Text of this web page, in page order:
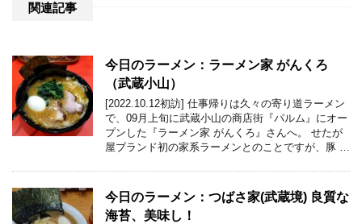
関連記事
今日のラーメン：ラーメン家 がんくろ
（武蔵小山）
[2022.10.12初訪] 仕事帰りは久々の寄り道ラーメン
で、09月上旬に武蔵小山の商店街『パルム』にオー
プンした『ラーメン家 がんくろ』さんへ。 せたが
屋ブランド初の家系ラーメンとのことですが、豚 …
今日のラーメン：つばさ家(武蔵境) 良質な
海苔、美味し！